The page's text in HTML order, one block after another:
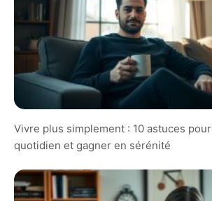
Vivre plus simplement : 10 astuces
quotidien et gagner en sérénité